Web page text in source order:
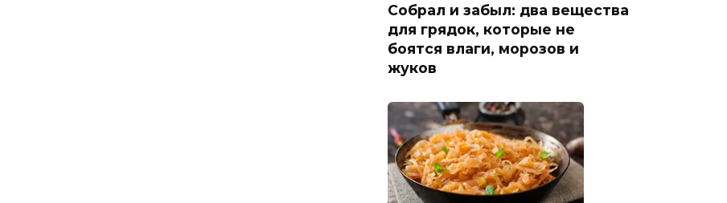
Собрал и забыл: два вещества
для грядок, которые не
боятся влаги, морозов и
жуков